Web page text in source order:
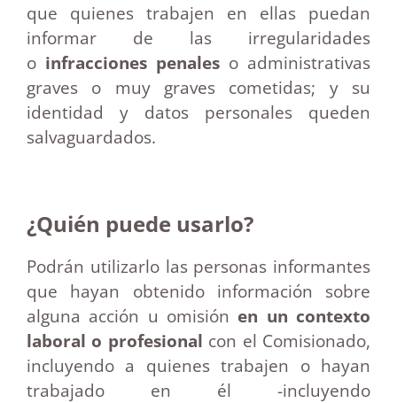
que quienes trabajen en ellas puedan
informar de las irregularidades
o infracciones penales o administrativas
graves o muy graves cometidas; y su
identidad y datos personales queden
salvaguardados.
¿Quién puede usarlo?
Podrán utilizarlo las personas informantes
que hayan obtenido información sobre
alguna acción u omisión en un contexto
laboral o profesional con el Comisionado,
incluyendo a quienes trabajen o hayan
trabajado en él -incluyendo